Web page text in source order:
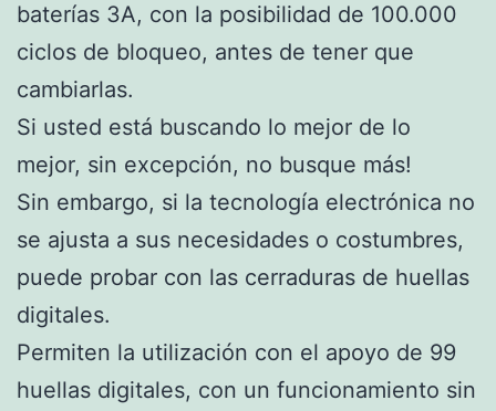
baterías 3A, con la posibilidad de 100.000
ciclos de bloqueo, antes de tener que
cambiarlas.
Si usted está buscando lo mejor de lo
mejor, sin excepción, no busque más!
Sin embargo, si la tecnología electrónica no
se ajusta a sus necesidades o costumbres,
puede probar con las cerraduras de huellas
digitales.
Permiten la utilización con el apoyo de 99
huellas digitales, con un funcionamiento sin